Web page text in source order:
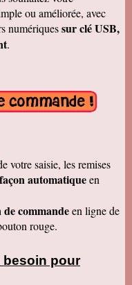
Bien cordialement
fénoménal que
Le disque
mes 3 enfants
MERCI Je
à mon
j'aurai
dont du super8.
ouverts.
Il est
aux
ou améliorée, avec
numériquessur clé USB,
.
votre saisie, les remises
façon automatiqueen
de commandeen ligne de
rouge.
besoin pour